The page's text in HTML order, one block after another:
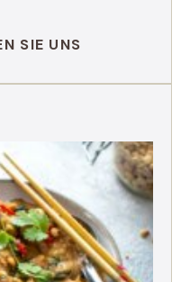
SIE UNS